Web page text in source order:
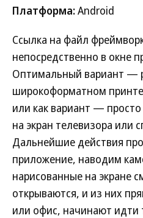
Платформа:Android
Ссылка на файл
непосредственно в окне
Оптимальный вариант —
широкоформатном
или как вариант —
на экран телевизора или
Дальнейшие действия
приложение, наводим
нарисованные на экране
открываются, и из них
или офис, начинают